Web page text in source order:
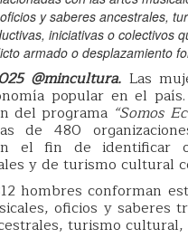
y saberes ancestrales,
iniciativas o colectivos
armado o desplazamiento
@mincultura. Las
popular en el
del programa “Somos
de 480
el fin de identificar
y de turismo cultural
hombres conforman
oficios y saberes
turismo